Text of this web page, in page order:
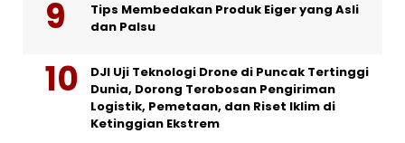
Tips Membedakan Produk Eiger yang Asli
dan Palsu
DJI Uji Teknologi Drone di Puncak Tertinggi
Dunia, Dorong Terobosan Pengiriman
Logistik, Pemetaan, dan Riset Iklim di
Ketinggian Ekstrem